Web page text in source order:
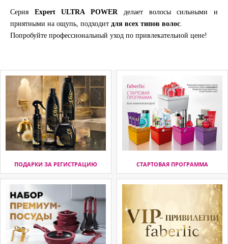
Серия Expert ULTRA POWER делает волосы сильными и
приятными на ощупь, подходит для всех типов волос
Попробуйте профессиональный уход по привлекательной цене!
ПОДАРКИ ЗА РЕГИСТРАЦИЮ СТАРТОВАЯ ПРОГРАММА